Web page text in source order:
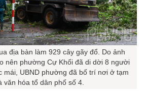
địa bàn làm 929 cây gãy đổ. Do ảnh
nên phường Cự Khối đã di dời 8 người
mái, UBND phường đã bố trí nơi ở tạm
văn hóa tổ dân phố số 4.